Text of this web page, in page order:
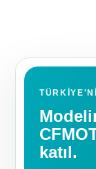
katıl.